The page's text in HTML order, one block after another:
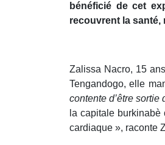
bénéficié de cet
recouvrent la santé,
Zalissa Nacro, 15
Tengandogo, elle
contente d’être
la capitale
cardiaque », raconte